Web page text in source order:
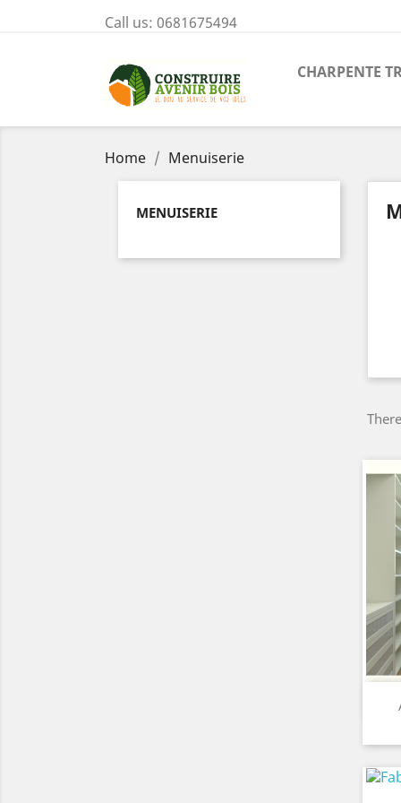
Call us: 0681675494
CHARPENTE
Home Menuiserie
MENUISERIE